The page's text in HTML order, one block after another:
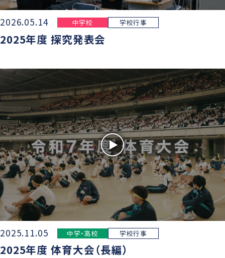
学校案内パンフレット
学則
部活動
生徒座談会
学校案内パンフレット
学則
2026.05.14 中学校 学校行事
2025年度 探究発表会
2025.11.05 中学・高校 学校行事
2025年度 体育大会（長編）